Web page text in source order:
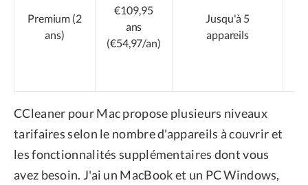
Premium (2
ans)
€109,95
ans
(€54,97/an)
Jusqu'à 5
appareils
CCleaner pour Mac propose plusieurs niveaux
tarifaires selon le nombre d'appareils à couvrir et
les fonctionnalités supplémentaires dont vous
avez besoin. J'ai un MacBook et un PC Windows,